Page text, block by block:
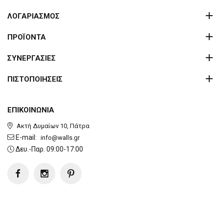
ΕΠΙΚΟΙΝΩΝΙΑ
Ακτή Δυμαίων 10, Πάτρα
E-mail: info@walls.gr
Δευ.-Παρ. 09:00-17:00
ΛΟΓΑΡΙΑΣΜΟΣ
ΠΡΟΪΟΝΤΑ
ΣΥΝΕΡΓΑΣΙΕΣ
ΠΙΣΤΟΠΟΙΗΣΕΙΣ